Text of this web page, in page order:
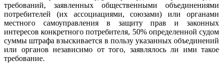
требований, заявленных общественными объединениями
потребителей (их ассоциациями, союзами) или органами
местного самоуправления в защиту прав и законных
интересов конкретного потребителя, 50% определенной судом
суммы штрафа взыскивается в пользу указанных объединений
или органов независимо от того, заявлялось ли ими такое
требование.